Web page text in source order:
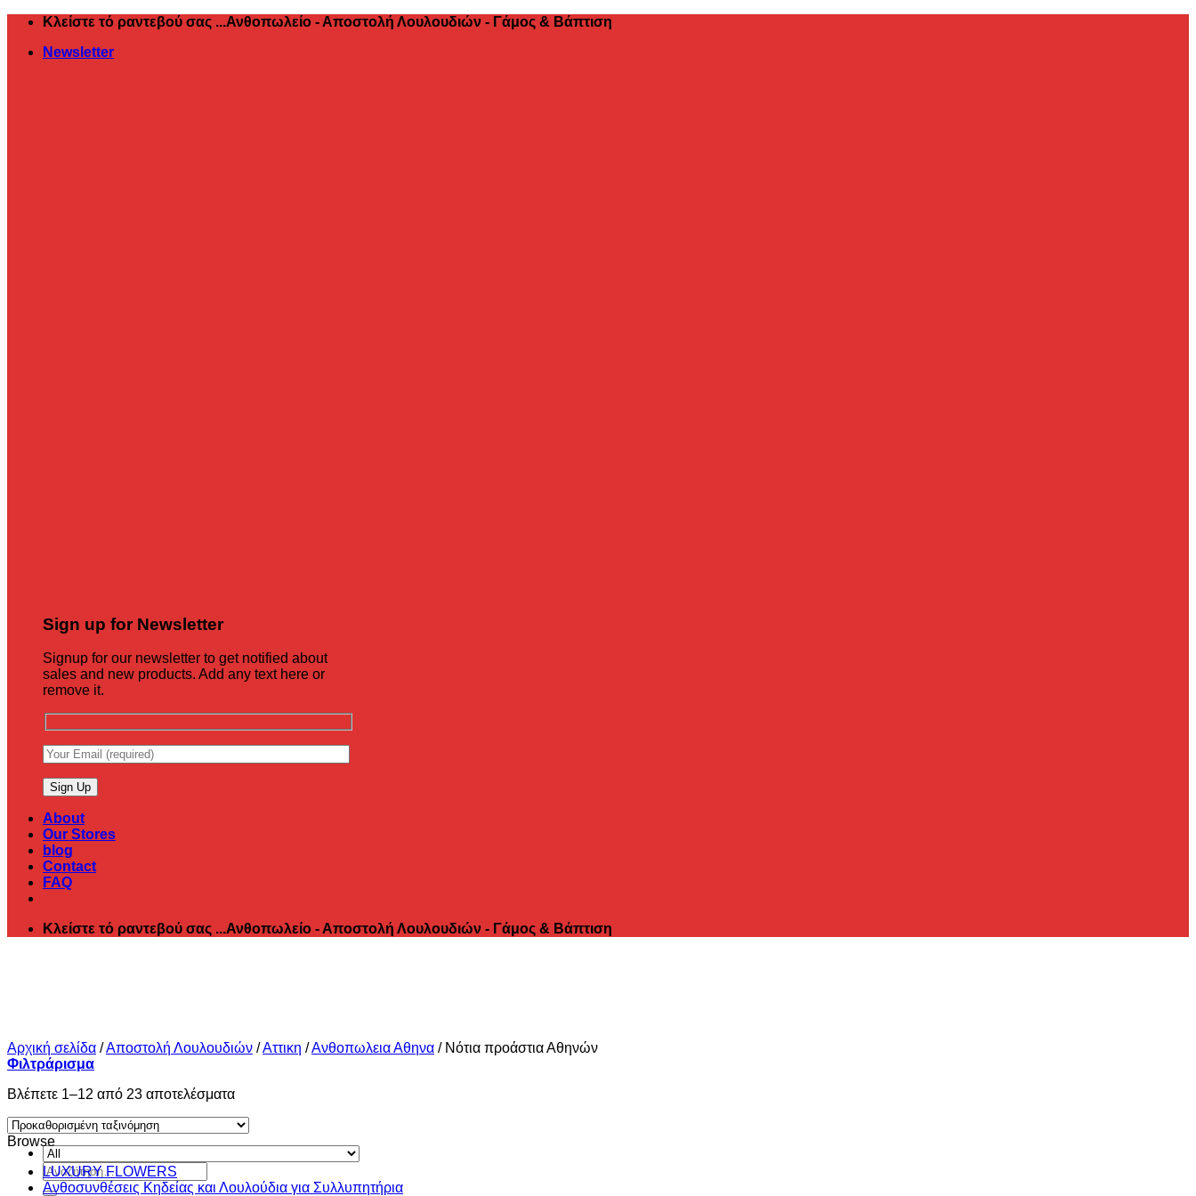
Μετάβαση
περιεχόμενο
Κλείστε τό ραντεβού σας ...Ανθοπωλείο - Αποστολή Λουλουδιών - Γάμος & Βάπτιση
Newsletter
Sign up for Newsletter
Signup for our newsletter to get notified about
sales and new products. Add any text here or
remove it.
About
Our Stores
blog
Contact
FAQ
Κλείστε τό ραντεβού σας ...Ανθοπωλείο - Αποστολή Λουλουδιών - Γάμος & Βάπτιση
Αναζήτηση
για:
Αρχική σελίδα /Αποστολή Λουλουδιών /Αττικη /Ανθοπωλεια Αθηνα /Νότια προάστια Αθηνών
Φιλτράρισμα
Βλέπετε 1–12 από 23 αποτελέσματα
Browse
LUXURY FLOWERS
Ανθοσυνθέσεις Κηδείας και Λουλούδια για Συλλυπητήρια